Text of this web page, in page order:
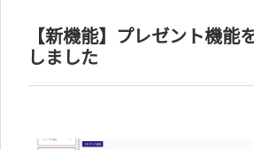
【新機能】プレゼント機能
しました